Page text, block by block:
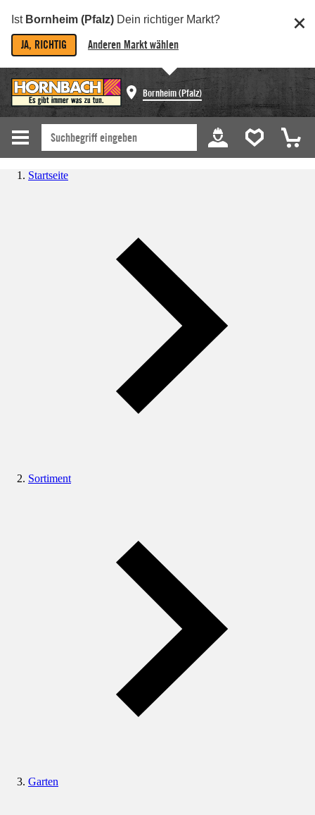
Ist Bornheim (Pfalz) Dein richtiger Markt?
JA, RICHTIG Anderen Markt wählen
Bornheim (Pfalz)
Startseite
Sortiment
Garten